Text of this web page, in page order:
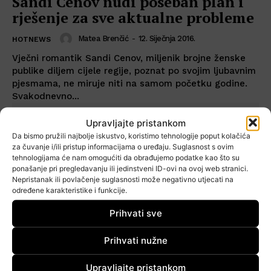
Upravljajte pristankom
Da bismo pružili najbolje iskustvo, koristimo tehnologije poput kolačića
za čuvanje i/ili pristup informacijama o uređaju. Suglasnost s ovim
tehnologijama će nam omogućiti da obrađujemo podatke kao što su
ponašanje pri pregledavanju ili jedinstveni ID-ovi na ovoj web stranici.
Nepristanak ili povlačenje suglasnosti može negativno utjecati na
određene karakteristike i funkcije.
Prihvati sve
Prihvati nužne
Upravljajte pristankom
rješenje za sve aktualne probleme
HOTNEWS Matea Brenčić - 12. Siječnja 2016.
Vječni romantik Sandi Cenov, miljenik brojne ženske
publike diljem cijele regije, poznat po svojim ljubavnim
pjesmama, ne miruje niti na samom početku godine.
Svakodnevno...